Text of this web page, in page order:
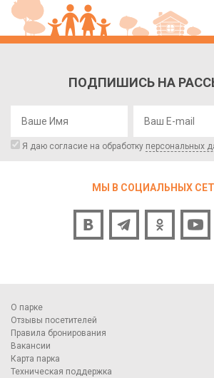
ПОДПИШИСЬ НА
Я даю согласие на обработку персональных
МЫ В СОЦИАЛЬНЫХ
О парке
Отзывы посетителей
Правила бронирования
Вакансии
Карта парка
Техническая поддержка